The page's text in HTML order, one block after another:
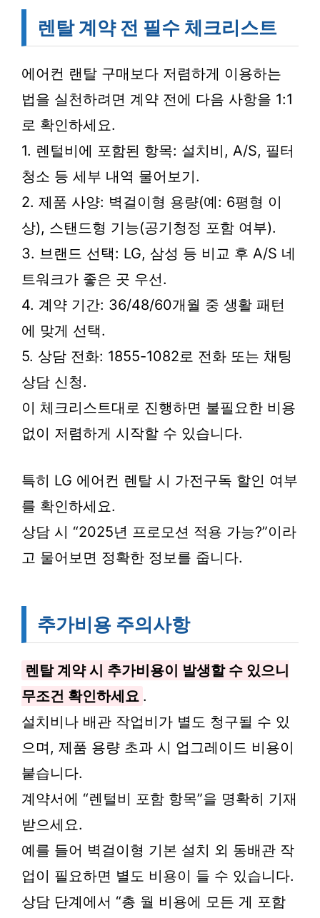
렌탈 계약 전 필수 체크리스트
에어컨 랜탈 구매보다 저렴하게 이용하는
법을 실천하려면 계약 전에 다음 사항을 1:1
로 확인하세요.
1. 렌털비에 포함된 항목: 설치비, A/S, 필터
청소 등 세부 내역 물어보기.
2. 제품 사양: 벽걸이형 용량(예: 6평형 이
상), 스탠드형 기능(공기청정 포함 여부).
3. 브랜드 선택: LG, 삼성 등 비교 후 A/S 네
트워크가 좋은 곳 우선.
4. 계약 기간: 36/48/60개월 중 생활 패턴
에 맞게 선택.
5. 상담 전화: 1855-1082로 전화 또는 채팅
상담 신청.
이 체크리스트대로 진행하면 불필요한 비용
없이 저렴하게 시작할 수 있습니다.
특히 LG 에어컨 렌탈 시 가전구독 할인 여부
를 확인하세요.
상담 시 “2025년 프로모션 적용 가능?”이라
고 물어보면 정확한 정보를 줍니다.
추가비용 주의사항
렌탈 계약 시 추가비용이 발생할 수 있으니
무조건 확인하세요 .
설치비나 배관 작업비가 별도 청구될 수 있
으며, 제품 용량 초과 시 업그레이드 비용이
붙습니다.
계약서에 “렌털비 포함 항목”을 명확히 기재
받으세요.
예를 들어 벽걸이형 기본 설치 외 동배관 작
업이 필요하면 별도 비용이 들 수 있습니다.
상담 단계에서 “총 월 비용에 모든 게 포함